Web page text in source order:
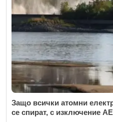
Защо всички атомни
се спират, с изключение